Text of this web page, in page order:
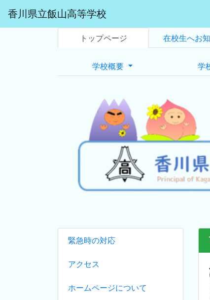
香川県立飯山高等学校
トップページ 在校生へお
学校概要 学
緊急時の対応
アクセス
ホームページについて